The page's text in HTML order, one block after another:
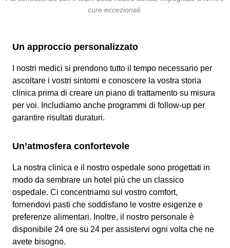
cure eccezionali.
Un approccio personalizzato
I nostri medici si prendono tutto il tempo necessario per
ascoltare i vostri sintomi e conoscere la vostra storia
clinica prima di creare un piano di trattamento su misura
per voi. Includiamo anche programmi di follow-up per
garantire risultati duraturi.
Un’atmosfera confortevole
La nostra clinica e il nostro ospedale sono progettati in
modo da sembrare un hotel più che un classico
ospedale. Ci concentriamo sul vostro comfort,
fornendovi pasti che soddisfano le vostre esigenze e
preferenze alimentari. Inoltre, il nostro personale è
disponibile 24 ore su 24 per assistervi ogni volta che ne
avete bisogno.